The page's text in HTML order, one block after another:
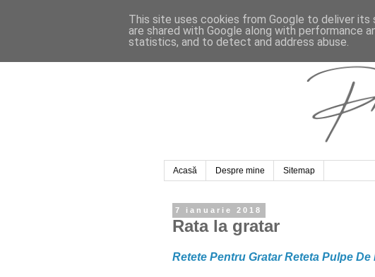
Acasă Despre mine Sitemap
7 ianuarie 2018
Rata la gratar
Retete Pentru Gratar Reteta Pulpe De
This site uses cookies from Google to deliver its
are shared with Google along with performance
statistics, and to detect and address abuse.